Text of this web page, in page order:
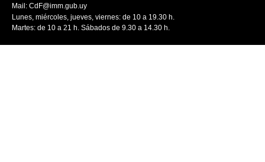
Mail: CdF@imm.gub.uy
Lunes, miércoles, jueves, viernes: de 10 a 19.30 h.
Martes: de 10 a 21 h. Sábados de 9.30 a 14.30 h.